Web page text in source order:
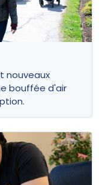
nouveaux
bouffée d'air